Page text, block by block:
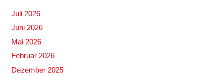
Juli 2026
Juni 2026
Mai 2026
Februar 2026
Dezember 2025